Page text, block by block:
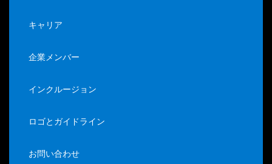
キャリア
企業メンバー
インクルージョン
ロゴとガイドライン
お問い合わせ